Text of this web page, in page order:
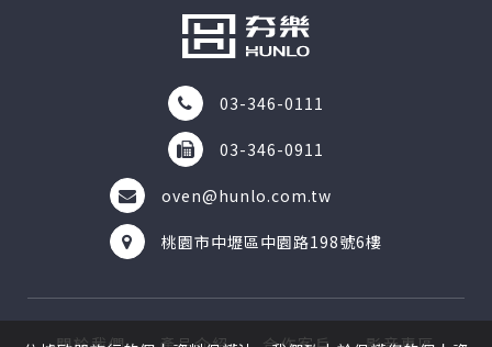
03-346-0111
03-346-0911
oven@hunlo.com.tw
桃園市中壢區中園路198號6樓